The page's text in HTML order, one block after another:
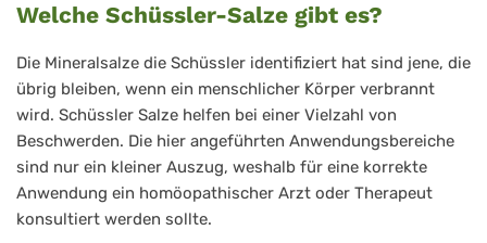
Welche Schüssler-Salze gibt es?
Die Mineralsalze die Schüssler identifiziert hat sind jene, die
übrig bleiben, wenn ein menschlicher Körper verbrannt
wird. Schüssler Salze helfen bei einer Vielzahl von
Beschwerden. Die hier angeführten Anwendungsbereiche
sind nur ein kleiner Auszug, weshalb für eine korrekte
Anwendung ein homöopathischer Arzt oder Therapeut
konsultiert werden sollte.